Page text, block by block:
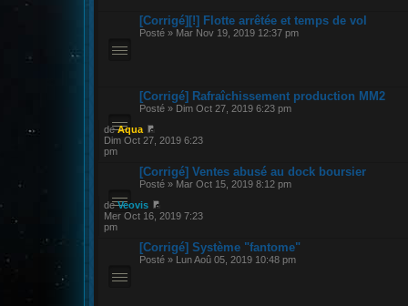
[Corrigé][!] Flotte arrêtée et temps de vol
Posté » Mar Nov 19, 2019 12:37 pm
[Corrigé] Rafraîchissement production MM2
Posté » Dim Oct 27, 2019 6:23 pm
deAqua
Dim Oct 27, 2019 6:23
pm
[Corrigé] Ventes abusé au dock boursier
Posté » Mar Oct 15, 2019 8:12 pm
deVeovis
Mer Oct 16, 2019 7:23
pm
[Corrigé] Système "fantome"
Posté » Lun Aoû 05, 2019 10:48 pm